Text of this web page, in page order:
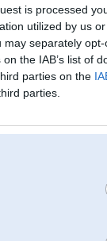
is processed
utilized by us
may separately
the IAB’s list of
parties on the
parties.